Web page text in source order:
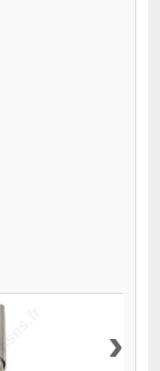
›